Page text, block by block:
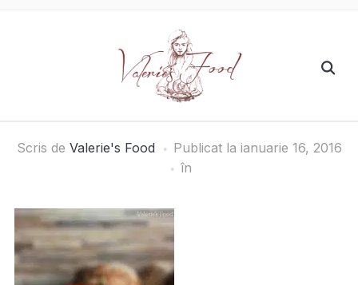
Scris de Valerie's Food Publicat la ianuarie 16, 2016
în